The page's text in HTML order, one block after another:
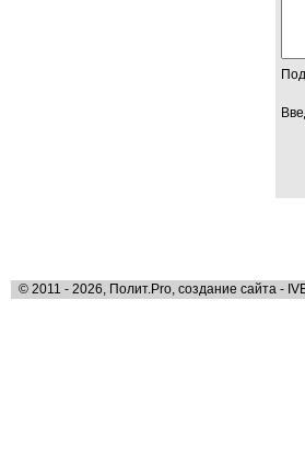
© 2011 - 2026, Полит.Pro, создание сайта -